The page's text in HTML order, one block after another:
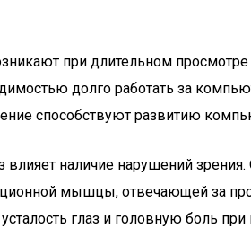
при длительном
долго работать за
способствуют развитию
влияет наличие нарушений
мышцы, отвечающей за
глаз и головную боль